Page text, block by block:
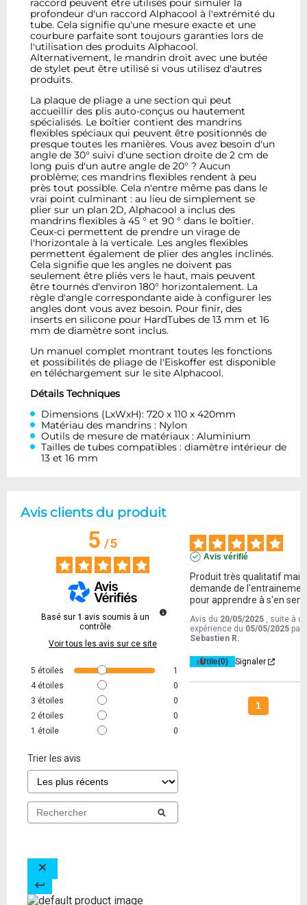
raccord peuvent être utilisés pour simuler la
profondeur d'un raccord Alphacool à l'extrémité du
tube. Cela signifie qu'une mesure exacte et une
courbure parfaite sont toujours garanties lors de
l'utilisation des produits Alphacool.
Alternativement, le mandrin droit avec une butée
de stylet peut être utilisé si vous utilisez d'autres
produits.
La plaque de pliage a une section qui peut
accueillir des plis auto-conçus ou hautement
spécialisés. Le boîtier contient des mandrins
flexibles spéciaux qui peuvent être positionnés de
presque toutes les manières. Vous avez besoin d'un
angle de 30° suivi d'une section droite de 2 cm de
long puis d'un autre angle de 20° ? Aucun
problème; ces mandrins flexibles rendent à peu
près tout possible. Cela n'entre même pas dans le
vrai point culminant : au lieu de simplement se
plier sur un plan 2D, Alphacool a inclus des
mandrins flexibles à 45 ° et 90 ° dans le boîtier.
Ceux-ci permettent de prendre un virage de
l'horizontale à la verticale. Les angles flexibles
permettent également de plier des angles inclinés.
Cela signifie que les angles ne doivent pas
seulement être pliés vers le haut, mais peuvent
être tournés d'environ 180° horizontalement. La
règle d'angle correspondante aide à configurer les
angles dont vous avez besoin. Pour finir, des
inserts en silicone pour HardTubes de 13 mm et 16
mm de diamètre sont inclus.
Un manuel complet montrant toutes les fonctions
et possibilités de pliage de l'Eiskoffer est disponible
en téléchargement sur le site Alphacool.
Détails Techniques
Dimensions (LxWxH): 720 x 110 x 420mm
Matériau des mandrins : Nylon
Outils de mesure de matériaux : Aluminium
Tailles de tubes compatibles : diamètre intérieur de
13 et 16 mm
Avis clients du produit
5/5
Basé sur 1 avis soumis à un
contrôle
Voir tous les avis sur ce site
5 étoiles
1
4 étoiles
0
3 étoiles
0
2 étoiles
0
1 étoile 0
Trier les avis
Avis vérifié
Produit très qualitatif mais
demande de
pour apprendre à s'en
Avis du 20/05/2025 , suite à
expérience du 05/05/2025 par
Sebastien R.
Utile(0) Signaler
1